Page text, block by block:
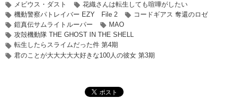
メビウス・ダスト
花織さんは転生しても喧嘩がしたい
機動警察パトレイバー EZY File 2
コードギアス 奪還のロゼ
鎧真伝サムライトルーパー
MAO
攻殻機動隊 THE GHOST IN THE SHELL
転生したらスライムだった件 第4期
君のことが大大大大大好きな100人の彼女 第3期